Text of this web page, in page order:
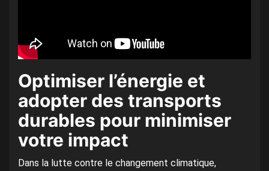
Optimiser l’énergie et
adopter des transports
durables pour minimiser
votre impact
Dans la lutte contre le changement climatique,